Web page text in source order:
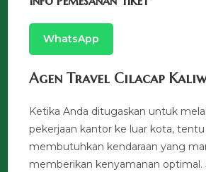
WhatsApp
Agen Travel Cilacap
Ketika Anda ditugaskan untuk
pekerjaan kantor ke luar kota, tentu
membutuhkan kendaraan yang
memberikan kenyamanan optimal.